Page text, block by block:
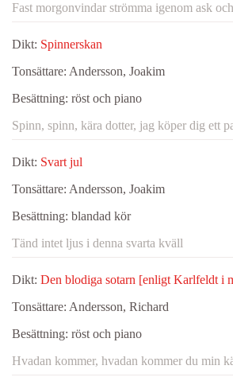
Fast morgonvindar strömma igenom ask
Dikt: Spinnerskan
Tonsättare: Andersson, Joakim
Besättning: röst och piano
Spinn, spinn, kära dotter, jag köper dig ett
Dikt: Svart jul
Tonsättare: Andersson, Joakim
Besättning: blandad kör
Tänd intet ljus i denna svarta kväll
Dikt: Den blodiga sotarn [enligt Karlfeldt i
Tonsättare: Andersson, Richard
Besättning: röst och piano
Hvadan kommer, hvadan kommer du min